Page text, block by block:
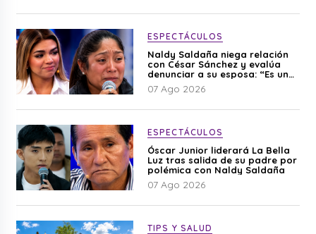
ESPECTÁCULOS
Naldy Saldaña niega relación
con César Sánchez y evalúa
denunciar a su esposa: “Es una
difamación”
07 Ago 2026
ESPECTÁCULOS
Óscar Junior liderará La Bella
Luz tras salida de su padre por
polémica con Naldy Saldaña
07 Ago 2026
TIPS Y SALUD